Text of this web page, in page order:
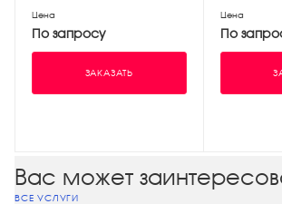
Цена
По запросу
ЗАКАЗАТЬ
Цена
По
Вас может
ВСЕ УСЛУГИ